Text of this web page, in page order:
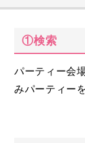
①検索
パーティー会
みパーティー